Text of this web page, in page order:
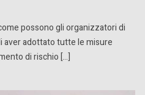
possono gli organizzatori di
aver adottato tutte le misure
di rischio […]